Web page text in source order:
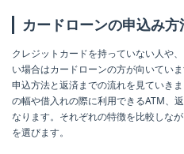
カードローンの申込み方
クレジットカードを持っていない人や
い場合はカードローンの方が向いてい
申込方法と返済までの流れを見ていき
の幅や借入れの際に利用できるATM、
なります。それぞれの特徴を比較しな
を選びます。